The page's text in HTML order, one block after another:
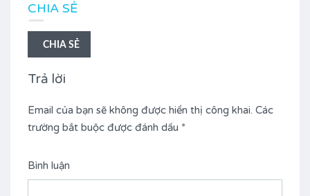
CHIA SẺ
CHIA SẺ
Trả lời
Email của bạn sẽ không được hiển thị công khai. Các
trường bắt buộc được đánh dấu *
Bình luận